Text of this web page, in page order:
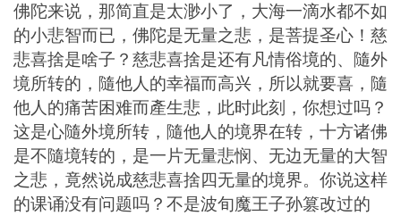
佛陀来说，那简直是太渺小了，大海一滴水都不如
的小悲智而已，佛陀是无量之悲，是菩提圣心！慈
悲喜捨是啥子？慈悲喜捨是还有凡情俗境的、隨外
境所转的，隨他人的幸福而高兴，所以就要喜，隨
他人的痛苦困难而產生悲，此时此刻，你想过吗？
这是心隨外境所转，隨他人的境界在转，十方诸佛
是不隨境转的，是一片无量悲悯、无边无量的大智
之悲，竟然说成慈悲喜捨四无量的境界。你说这样
的课诵没有问题吗？不是波旬魔王子孙篡改过的